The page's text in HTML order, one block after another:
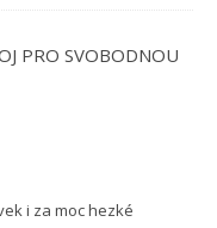
PRO SVOBODNOU
i za moc hezké